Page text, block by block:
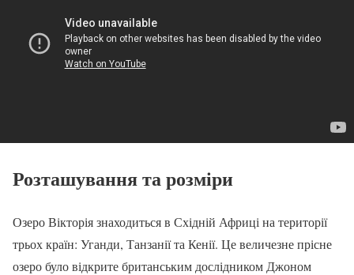
Розташування та розміри
Озеро Вікторія знаходиться в Східній Африці на території
трьох країн: Уганди, Танзанії та Кенії. Це величезне прісне
озеро було відкрите британським дослідником Джоном